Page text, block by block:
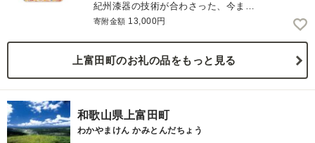
紀州漆器の技術が合わさった、今ま…
寄附金額 13,000円
上富田町のお礼の品をもっと見る
和歌山県上富田町
わかやまけん かみとんだちょう